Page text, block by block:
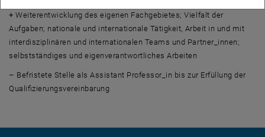
+ Weiterentwicklung des eigenen Fachgebietes; Vielfalt der
Aufgaben; nationale und internationale Tätigkeit, Arbeit in und mit
interdisziplinären und internationalen Teams und Partner_innen;
selbstständiges und eigenverantwortliches Arbeiten
– Befristete Stelle als Assistant Professor_in bis zur Erfüllung der
Qualifizierungsvereinbarung